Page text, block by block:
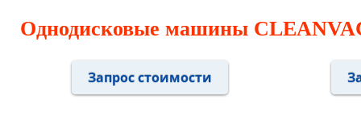
Однодисковые машины
Запрос стоимости